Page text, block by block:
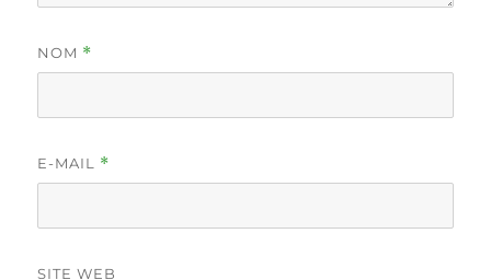
NOM *
E-MAIL *
SITE WEB